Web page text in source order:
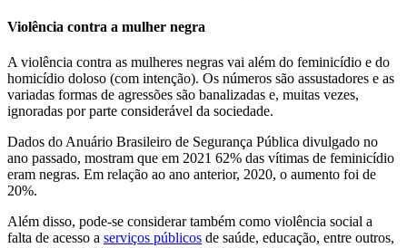
Violência contra a mulher negra
A violência contra as mulheres negras vai além do feminicídio e do
homicídio doloso (com intenção). Os números são assustadores e as
variadas formas de agressões são banalizadas e, muitas vezes,
ignoradas por parte considerável da sociedade.
Dados do Anuário Brasileiro de Segurança Pública divulgado no
ano passado, mostram que em 2021 62% das vítimas de feminicídio
eram negras. Em relação ao ano anterior, 2020, o aumento foi de
20%.
Além disso, pode-se considerar também como violência social a
falta de acesso a serviços públicos de saúde, educação, entre outros,